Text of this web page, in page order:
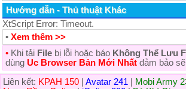
Hướng dẫn - Thủ thuật Khác
XtScript Error: Timeout.
• Xem thêm >>
• Khi tải File bị lỗi hoặc báo Không Thể Lưu
dùng Uc Browser Bản Mới Nhất đảm bảo
Liên kết: KPAH 150 Avatar 241 Mobi Army